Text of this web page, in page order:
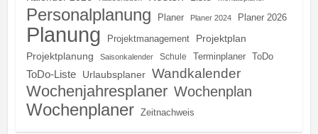
Personalplanung Planer Planer 2024 Planer 2026
Planung Projektmanagement
Projektplan
Projektplanung
Saisonkalender Schule Terminplaner ToDo
ToDo-Liste Urlaubsplaner Wandkalender
Wochenjahresplaner Wochenplan
Wochenplaner Zeitnachweis